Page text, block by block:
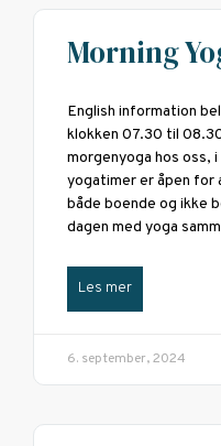
Morning
English information
klokken 07.30 til
morgenyoga hos oss,
yogatimer er åpen for
både boende og ikke
dagen med yoga
Les mer
6. september, 2024